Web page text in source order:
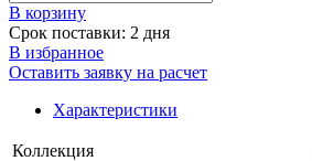
В корзинy
Срок поставки: 2 дня
В избранное
Оставить заявку на расчет
Характеристики
Коллекция